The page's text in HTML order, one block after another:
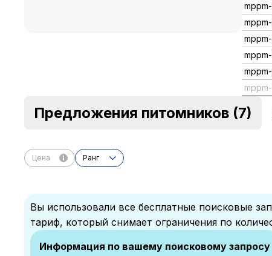
Предложения питомников (7)
Цена Ранг
Вы использовали все бесплатные поисковые
тариф, который снимает ограничения по
Информация по вашему поисковому запросу